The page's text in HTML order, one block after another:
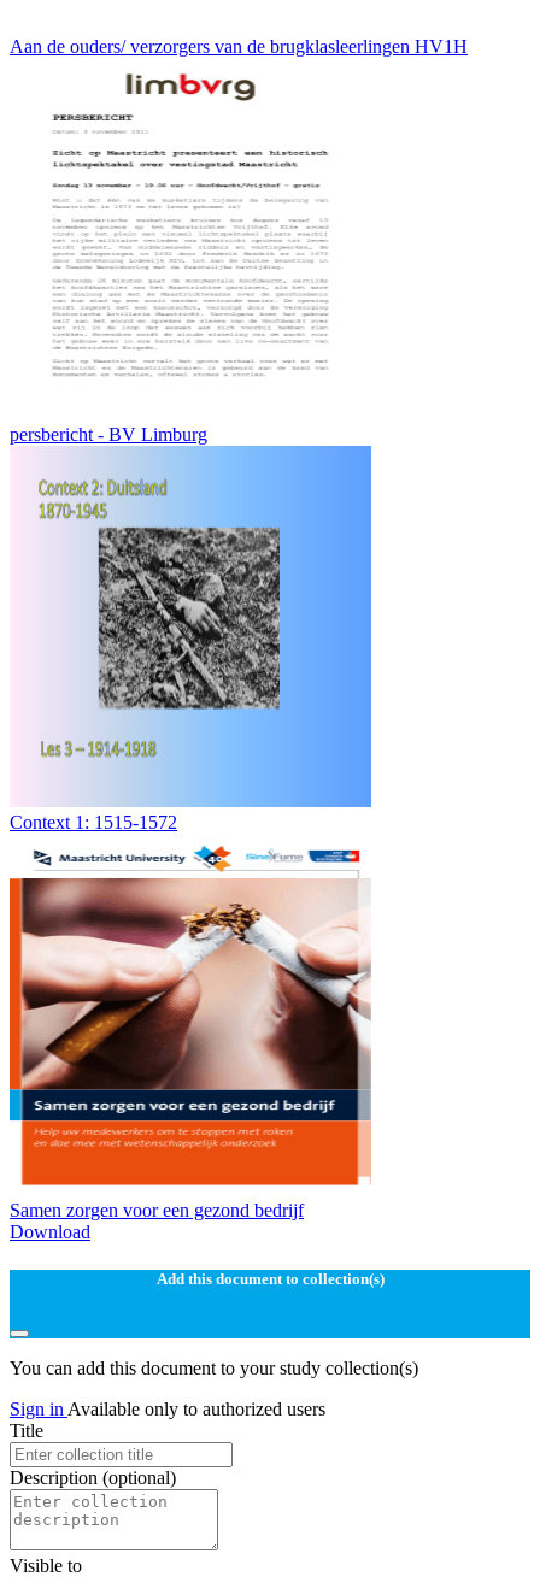
Aan de ouders/ verzorgers van de brugklasleerlingen HV1H
persbericht - BV Limburg
Context 1: 1515-1572
Samen zorgen voor een gezond bedrijf
Download
Add this document to collection(s)
You can add this document to your study collection(s)
Sign in Available only to authorized users
Title
Description (optional)
Visible to